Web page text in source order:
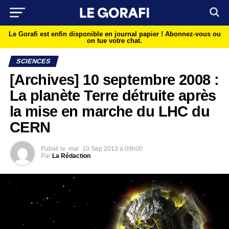
Le Gorafi est enfin disponible en journal papier ! Abonnez-vous ou
on tue votre chat.
SCIENCES
[Archives] 10 septembre 2008 :
La planète Terre détruite après
la mise en marche du LHC du
CERN
Publié le mar 10 Sep 2013 à 09h00
Par La Rédaction